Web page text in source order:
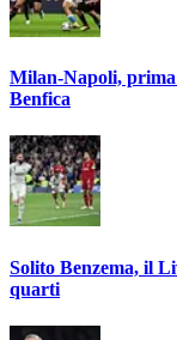
Milan-Napoli,
Benfica
Solito Benzema, il
quarti